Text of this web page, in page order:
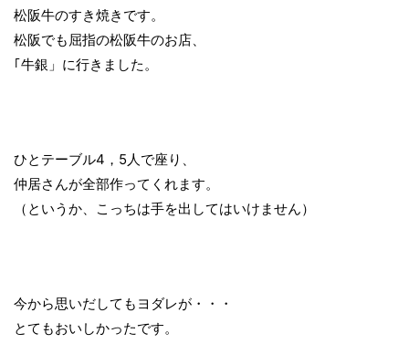
松阪牛のすき焼きです。
松阪でも屈指の松阪牛のお店、
｢牛銀」に行きました。
ひとテーブル4，5人で座り、
仲居さんが全部作ってくれます。
（というか、こっちは手を出してはいけません）
今から思いだしてもヨダレが・・・
とてもおいしかったです。